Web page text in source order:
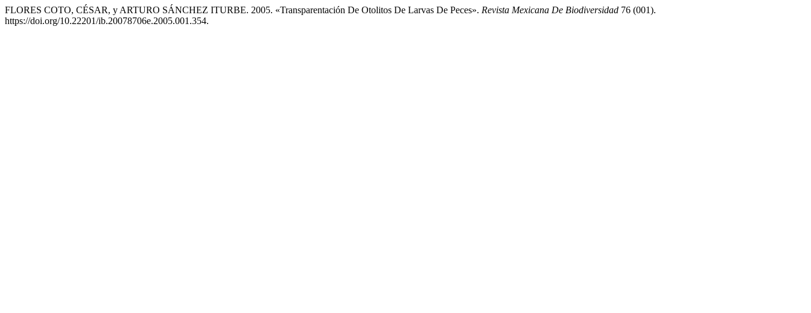
FLORES COTO, CÉSAR, y ARTURO SÁNCHEZ ITURBE. 2005. «Transparentación De Otolitos De Larvas De Peces». Revista Mexicana De Biodiversidad 76 (001).
https://doi.org/10.22201/ib.20078706e.2005.001.354.